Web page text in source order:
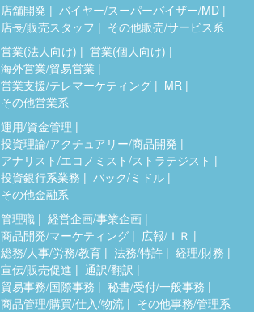
店舗開発
バイヤー/スーパーバイザー/MD
店長/販売スタッフ
その他販売/サービス系
営業(法人向け)
営業(個人向け)
海外営業/貿易営業
営業支援/テレマーケティング
MR
その他営業系
運用/資金管理
投資理論/アクチュアリー/商品開発
アナリスト/エコノミスト/ストラテジスト
投資銀行系業務
バック/ミドル
その他金融系
管理職
経営企画/事業企画
商品開発/マーケティング
広報/ＩＲ
総務/人事/労務/教育
法務/特許
経理/財務
宣伝/販売促進
通訳/翻訳
貿易事務/国際事務
秘書/受付/一般事務
商品管理/購買/仕入/物流
その他事務/管理系